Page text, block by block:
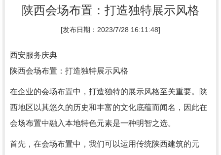
陕西会场布置：打造独特展示风格
[发布日期：2023/7/28 16:11:48]
西安服务庆典
陕西会场布置：打造独特展示风格
在企业的会场布置中，打造独特的展示风格至关重要。陕
西地区以其悠久的历史和丰富的文化底蕴而闻名，因此在
会场布置中融入本地特色元素是一种明智之选。
首先，在会场布置中，我们可以运用传统陕西建筑的元